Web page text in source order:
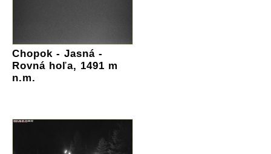
Chopok - Jasná -
Rovná hoľa, 1491 m
n.m.